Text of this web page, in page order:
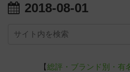
2018-08-01
【総評・ブランド別・有